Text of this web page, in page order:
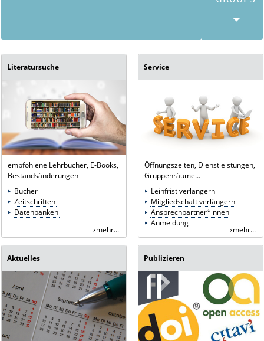
Literatursuche
empfohlene Lehrbücher, E-Books,
Bestandsänderungen
Bücher
Zeitschriften
Datenbanken
mehr...
Service
Öffnungszeiten, Dienstleistungen,
Gruppenräume...
Leihfrist verlängern
Mitgliedschaft verlängern
Ansprechpartner*innen
Anmeldung
mehr...
Aktuelles Publizieren